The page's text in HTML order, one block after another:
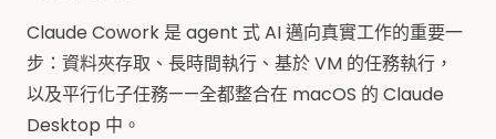
Claude Cowork 是 agent 式 AI 邁向真實工作的重要一
步：資料夾存取、長時間執行、基於 VM 的任務執行，
以及平行化子任務——全都整合在 macOS 的 Claude
Desktop 中。